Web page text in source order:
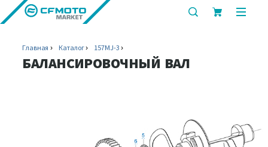
показать
Главная Каталог 157MJ-3
БАЛАНСИРОВОЧНЫЙ ВАЛ